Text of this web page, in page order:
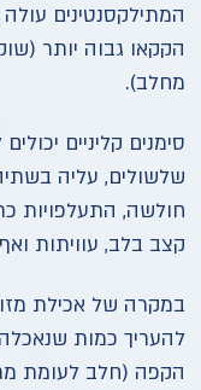
המתילקסנטינים
הקקאו גבוה יותר
מחלב).
סימנים קליניים
שלשולים, עליה
חולשה, התעלפויות
קצב בלב, עוויתות
במקרה של אכילת
להעריך כמות
הקפה (חלב לעומת